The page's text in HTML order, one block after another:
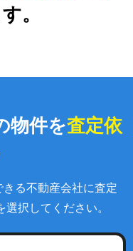
。
物件を査定依
る不動産会社に査定
択してください。